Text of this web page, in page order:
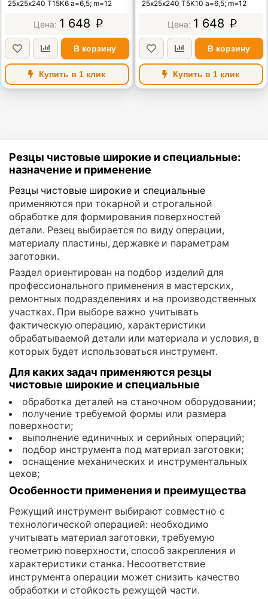
25х25х240 Т15К6 а=6,5; m=12
1 648 p
В корзину
Купить в 1 клик
25х25х240 Т5К10 а=6,5; m=12
1 648 p
В корзину
Купить в 1 клик
Резцы чистовые широкие и специальные:
назначение и применение
Резцы чистовые широкие и специальные
применяются при токарной и строгальной
обработке для формирования поверхностей
детали. Резец выбирается по виду операции,
материалу пластины, державке и параметрам
заготовки.
Раздел ориентирован на подбор изделий для
профессионального применения в мастерских,
ремонтных подразделениях и на производственных
участках. При выборе важно учитывать
фактическую операцию, характеристики
обрабатываемой детали или материала и условия, в
которых будет использоваться инструмент.
Для каких задач применяются резцы
чистовые широкие и специальные
обработка деталей на станочном оборудовании;
получение требуемой формы или размера
поверхности;
выполнение единичных и серийных операций;
подбор инструмента под материал заготовки;
оснащение механических и инструментальных
цехов;
Особенности применения и преимущества
Режущий инструмент выбирают совместно с
технологической операцией: необходимо
учитывать материал заготовки, требуемую
геометрию поверхности, способ закрепления и
характеристики станка. Несоответствие
инструмента операции может снизить качество
обработки и стойкость режущей части.